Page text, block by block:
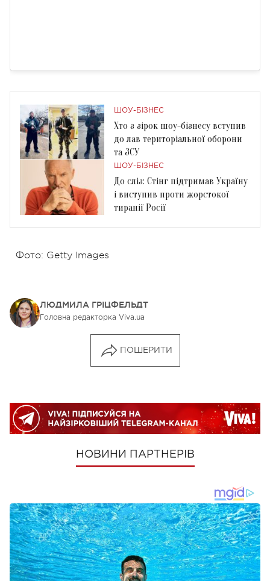
ШОУ-БІЗНЕС
Хто з зірок шоу-бізнесу вступив
до лав територіальної оборони
та ЗСУ
ШОУ-БІЗНЕС
До сліз: Стінг підтримав Україну
і виступив проти жорстокої
тиранії Росії
Фото: Getty Images
ЛЮДМИЛА ГРІЦФЕЛЬДТ
Головна редакторка Viva.ua
ПОШЕРИТИ
НОВИНИ ПАРТНЕРІВ